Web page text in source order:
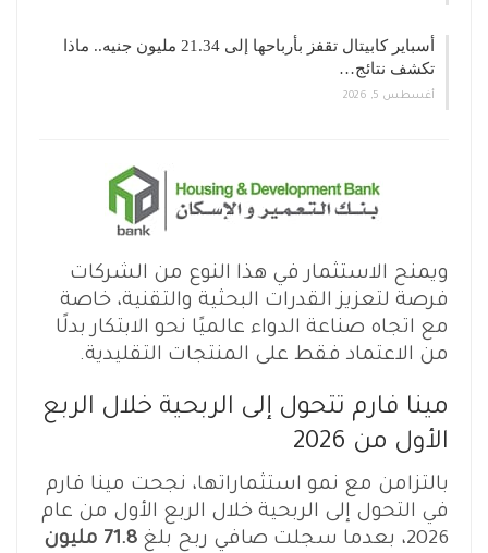
أسباير كابيتال تقفز بأرباحها إلى 21.34 مليون جنيه.. ماذا
تكشف نتائج…
أغسطس 5, 2026
ويمنح الاستثمار في هذا النوع من الشركات
فرصة لتعزيز القدرات البحثية والتقنية، خاصة
مع اتجاه صناعة الدواء عالميًا نحو الابتكار بدلًا
من الاعتماد فقط على المنتجات التقليدية.
مينا فارم تتحول إلى الربحية خلال الربع
الأول من 2026
بالتزامن مع نمو استثماراتها، نجحت مينا فارم
في التحول إلى الربحية خلال الربع الأول من عام
2026، بعدما سجلت صافي ربح بلغ
71.8 مليون